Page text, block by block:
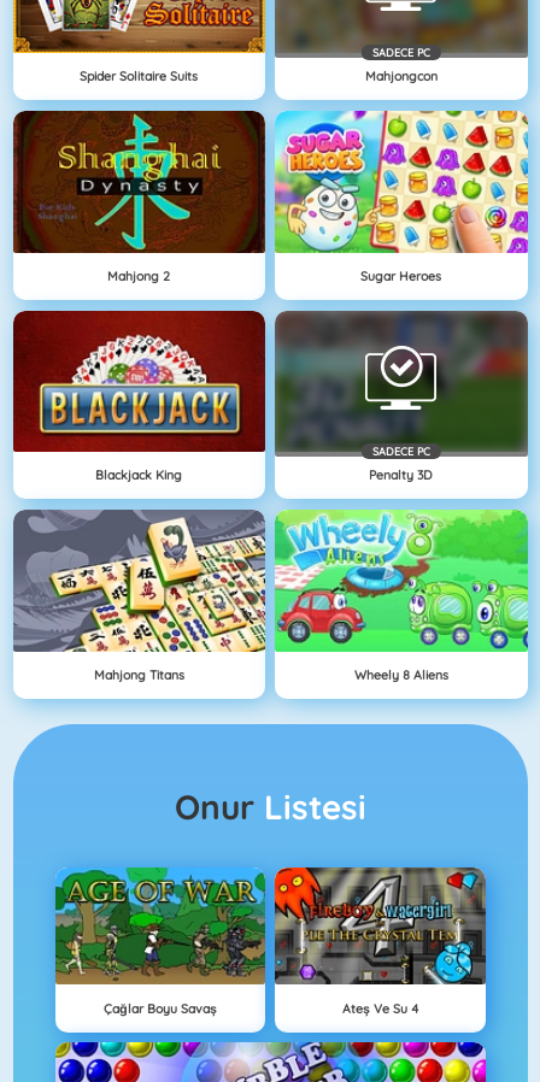
Spider Solitaire Suits
SADECE PC
Mahjongcon
Mahjong 2 Sugar Heroes
Blackjack King
SADECE PC
Penalty 3D
Mahjong Titans Wheely 8 Aliens
Onur Listesi
Çağlar Boyu Savaş Ateş Ve Su 4